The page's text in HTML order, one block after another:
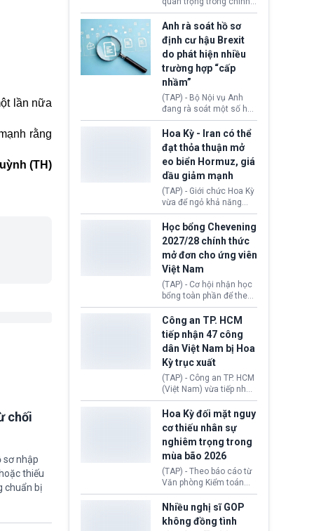
lần nữa
rằng
(TH)
chối
sơ nhập
thiếu
chuẩn bị
phủ cánh tả Tổng thống
da Silva đang leo thang
gay gắt.
sách nhập cư của New
Zealand đang mở ra
thêm cơ hội cho nhiều
người muốn định cư. Từ
nay, người mắc viêm
gan B hoặc viêm gan C
sẽ không còn bị mặc
định không đáp ứng tiêu
chuẩn sức khỏe chỉ vì
chi phí điều trị khi nộp hồ
Anh rà soát hồ sơ
định cư hậu Brexit
do phát hiện nhiều
trường hợp “cấp
nhầm”
(TAP) - Bộ Nội vụ Anh
đang rà soát một số hồ
sơ thuộc Chương trình
Định cư EU (EU
Settlement Scheme -
EUSS) sau khi xác định
có trường hợp được cấp
quy chế cư trú hậu
Brexit “do nhầm lẫn”.
Động thái này làm dấy
lên lo ngại về việc thực
thi Thỏa thuận Rút khỏi
Liên minh châu Âu
(Withdrawal
Agreement).
Hoa Kỳ - Iran có thể
đạt thỏa thuận mở
eo biển Hormuz, giá
dầu giảm mạnh
(TAP) - Giới chức Hoa Kỳ
vừa để ngỏ khả năng
sớm đạt thỏa thuận với
Iran nhằm mở lại eo biển
Hormuz, mở đường cho
việc khôi phục hoạt
động hàng hải. Những
tín hiệu ngoại giao tích
cực này lập tức tác động
đến thị trường năng
lượng, kéo giá dầu thế
giới lùi sâu xuống dưới
mức 80 USD/thùng.
Học bổng Chevening
2027/28 chính thức
mở đơn cho ứng viên
Việt Nam
(TAP) - Cơ hội nhận học
bổng toàn phần để theo
học chương trình thạc sĩ
tại Vương quốc Anh đã
chính thức quay trở lại.
Học bổng Chevening
2027/28 của Chính phủ
Anh vừa mở cổng ứng
tuyển dành riêng ứng
viên Việt Nam, hỗ trợ
toàn bộ chi phí học tập
cùng nhiều quyền lợi
trong suốt một năm
học.
Công an TP. HCM
tiếp nhận 47 công
dân Việt Nam bị Hoa
Kỳ trục xuất
(TAP) - Công an TP. HCM
(Việt Nam) vừa tiếp nhận
47 công dân Việt Nam bị
Hoa Kỳ trục xuất về
nước. Đây là đợt có số
lượng lớn nhất từ đầu
năm 2026 đến nay, phản
ánh xu hướng gia tăng
các trường hợp trục
xuất.
Hoa Kỳ đối mặt nguy
cơ thiếu nhân sự
nghiêm trọng trong
mùa bão 2026
(TAP) - Theo báo cáo từ
Văn phòng Kiểm toán
Chính phủ (GAO), Cơ
quan Quản lý Khẩn cấp
Liên bang (FEMA) thuộc
Bộ An ninh Nội địa Hoa
Nhiều nghị sĩ GOP
không đồng tình